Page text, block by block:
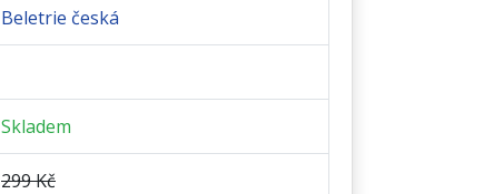
Beletrie česká
Skladem
299 Kč